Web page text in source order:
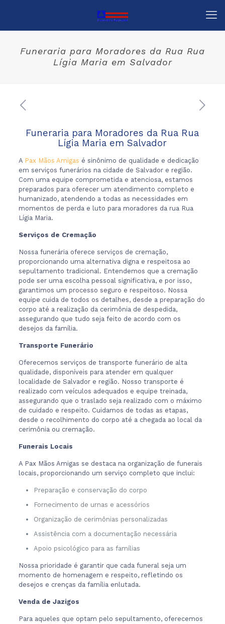
Funeraria para Moradores da Rua Rua
Lígia Maria em Salvador
Funeraria para Moradores da Rua Rua
Lígia Maria em Salvador
A Pax Mãos Amigas é sinônimo de qualidade e dedicação
em serviços funerários na cidade de Salvador e região.
Com uma equipe comprometida e atenciosa, estamos
preparados para oferecer um atendimento completo e
humanizado, atendendo a todas as necessidades em
momentos de perda e luto para moradores da rua Rua
Lígia Maria.
Serviços de Cremação
Nossa funerária oferece serviços de cremação,
proporcionando uma alternativa digna e respeitosa ao
sepultamento tradicional. Entendemos que a cremação
pode ser uma escolha pessoal significativa, e por isso,
garantimos um processo seguro e respeitoso. Nossa
equipe cuida de todos os detalhes, desde a preparação do
corpo até a realização da cerimônia de despedida,
assegurando que tudo seja feito de acordo com os
desejos da família.
Transporte Funerário
Oferecemos serviços de transporte funerário de alta
qualidade, disponíveis para atender em qualquer
localidade de Salvador e região. Nosso transporte é
realizado com veículos adequados e equipe treinada,
assegurando que o traslado seja realizado com o máximo
de cuidado e respeito. Cuidamos de todas as etapas,
desde o recolhimento do corpo até a chegada ao local da
cerimônia ou cremação.
Funerais Locais
A Pax Mãos Amigas se destaca na organização de funerais
locais, proporcionando um serviço completo que inclui:
Preparação e conservação do corpo
Fornecimento de urnas e acessórios
Organização de cerimônias personalizadas
Assistência com a documentação necessária
Apoio psicológico para as famílias
Nossa prioridade é garantir que cada funeral seja um
momento de homenagem e respeito, refletindo os
desejos e crenças da família enlutada.
Venda de Jazigos
Para aqueles que optam pelo sepultamento, oferecemos